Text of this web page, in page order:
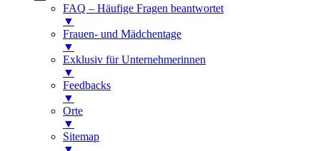
FAQ – Häufige Fragen beantwortet
▼
Frauen- und Mädchentage
▼
Exklusiv für Unternehmerinnen
▼
Feedbacks
▼
Orte
▼
Sitemap